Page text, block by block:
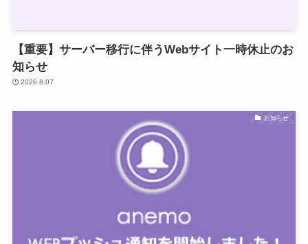
【重要】サーバー移行に伴うWebサイト一時休止のお
知らせ
2026.8.07
お知らせ